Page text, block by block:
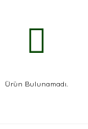
Ürün Bulunamadı.